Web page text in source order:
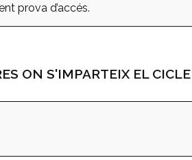
prova d’accés.
ON S'IMPARTEIX EL CICLE